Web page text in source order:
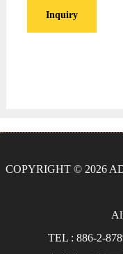
Inquiry
COPYRIGHT © 2026
TEL : 886-2-